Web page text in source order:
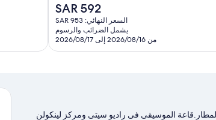
السعر
الحالي
هو
SAR
592
SAR 592
السعر النهائي: SAR 953
يشمل الضرائب والرسوم
من 2026/08/16 إلى 2026/08/17
الموسيقى فى راديو سيتى ومركز لينكولن